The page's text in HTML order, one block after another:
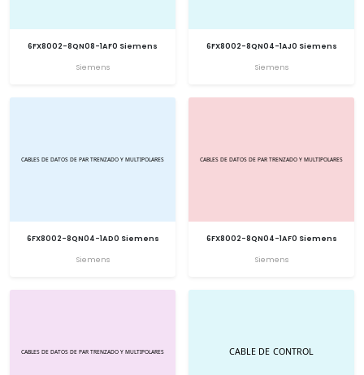
6FX8002-8QN08-1AF0 Siemens
Siemens
6FX8002-8QN04-1AJ0 Siemens
Siemens
6FX8002-8QN04-1AD0 Siemens
Siemens
6FX8002-8QN04-1AF0 Siemens
Siemens